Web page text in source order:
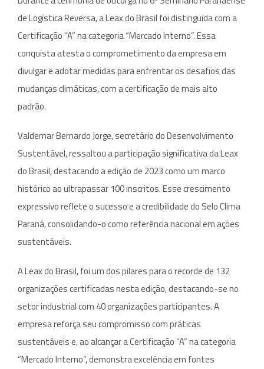
de Logística Reversa, a Leax do Brasil foi distinguida com a
Certificação “A” na categoria “Mercado Interno”. Essa
conquista atesta o comprometimento da empresa em
divulgar e adotar medidas para enfrentar os desafios das
mudanças climáticas, com a certificação de mais alto
padrão.
Valdemar Bernardo Jorge, secretário do Desenvolvimento
Sustentável, ressaltou a participação significativa da Leax
do Brasil, destacando a edição de 2023 como um marco
histórico ao ultrapassar 100 inscritos. Esse crescimento
expressivo reflete o sucesso e a credibilidade do Selo Clima
Paraná, consolidando-o como referência nacional em ações
sustentáveis.
A Leax do Brasil, foi um dos pilares para o recorde de 132
organizações certificadas nesta edição, destacando-se no
setor industrial com 40 organizações participantes. A
empresa reforça seu compromisso com práticas
sustentáveis e, ao alcançar a Certificação “A” na categoria
“Mercado Interno”, demonstra excelência em fontes